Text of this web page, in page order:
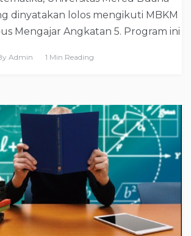
dinyatakan lolos mengikuti MBKM
Mengajar Angkatan 5. Program ini
Admin 1 Min Reading